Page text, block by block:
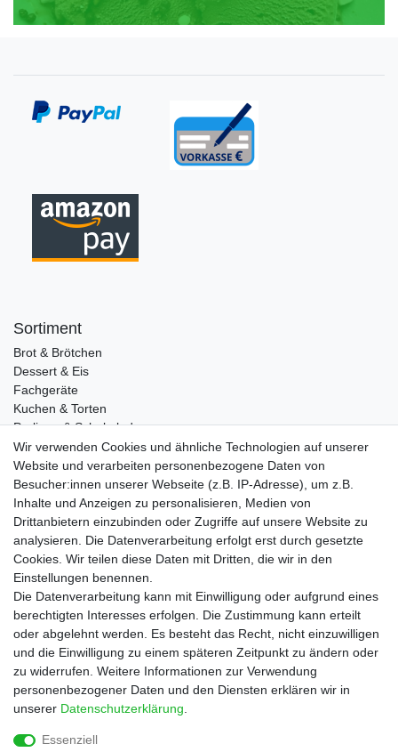
Sortiment
Brot & Brötchen
Dessert & Eis
Fachgeräte
Kuchen & Torten
Pralinen & Schokolade
Lebensmittel
Gutscheine
Informationen
Zahlungsarten
Versandkosten
Service
Rezepte
Newsletter
Blog
Choco Patiss
|
Wir verwenden Cookies und ähnliche Technologien auf unserer
Website und verarbeiten personenbezogene Daten von
Besucher:innen unserer Webseite (z.B. IP-Adresse), um z.B.
Inhalte und Anzeigen zu personalisieren, Medien von
Drittanbietern einzubinden oder Zugriffe auf unsere Website zu
analysieren. Die Datenverarbeitung erfolgt erst durch gesetzte
Cookies. Wir teilen diese Daten mit Dritten, die wir in den
Einstellungen benennen.
Die Datenverarbeitung kann mit Einwilligung oder aufgrund eines
berechtigten Interesses erfolgen. Die Zustimmung kann erteilt
oder abgelehnt werden. Es besteht das Recht, nicht einzuwilligen
und die Einwilligung zu einem späteren Zeitpunkt zu ändern oder
zu widerrufen. Weitere Informationen zur Verwendung
personenbezogener Daten und den Diensten erklären wir in
unserer Daten­schutz­erklärung
Essenziell